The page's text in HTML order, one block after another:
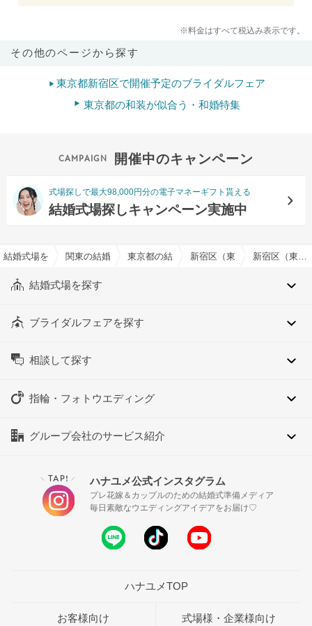
※料金はすべて税込み表示です。
その他のページから探す
東京都新宿区で開催予定のブライダルフェア
東京都の和装が似合う・和婚特集
開催中のキャンペーン
式場探しで最大98,000円分の電子マネーギフト貰える
結婚式場探しキャンペーン実施中
結婚式場を探すならハナユメ
関東の結婚式場東京都の結婚式場新宿区（東京都）の結婚式場
結婚式場を探す
ブライダルフェアを探す
相談して探す
指輪・フォトウエディング
グループ会社のサービス紹介
＼ TAP! ／ ハナユメ公式インスタグラム
プレ花嫁＆カップルのための結婚式準備メディア
毎日素敵なウエディングアイデアをお届け♡
ハナユメTOP
お客様向け 式場様・企業様向け